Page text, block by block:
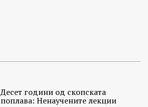
Десет години од скопската
поплава: Ненаучените лекции